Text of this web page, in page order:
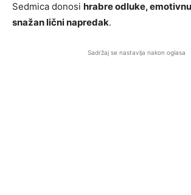
Sedmica donosi hrabre odluke,
snažan lični napredak.
Sadržaj se nastavlja nakon oglasa